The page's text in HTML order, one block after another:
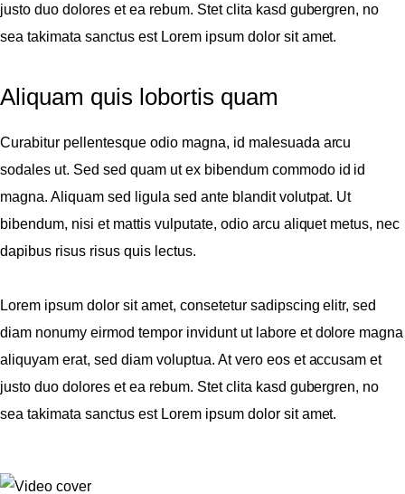
justo duo dolores et ea rebum. Stet clita kasd gubergren, no
sea takimata sanctus est Lorem ipsum dolor sit amet.
Aliquam quis lobortis quam
Curabitur pellentesque odio magna, id malesuada arcu
sodales ut. Sed sed quam ut ex bibendum commodo id id
magna. Aliquam sed ligula sed ante blandit volutpat. Ut
bibendum, nisi et mattis vulputate, odio arcu aliquet metus, nec
dapibus risus risus quis lectus.
Lorem ipsum dolor sit amet, consetetur sadipscing elitr, sed
diam nonumy eirmod tempor invidunt ut labore et dolore magna
aliquyam erat, sed diam voluptua. At vero eos et accusam et
justo duo dolores et ea rebum. Stet clita kasd gubergren, no
sea takimata sanctus est Lorem ipsum dolor sit amet.